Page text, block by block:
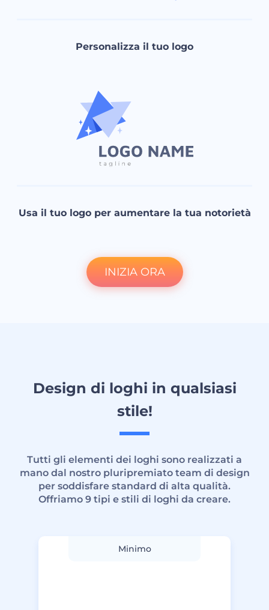
Personalizza il tuo logo
Usa il tuo logo per aumentare la tua notorietà
INIZIA ORA
Design di loghi in qualsiasi
stile!
Tutti gli elementi dei loghi sono realizzati a
mano dal nostro pluripremiato team di design
per soddisfare standard di alta qualità.
Offriamo 9 tipi e stili di loghi da creare.
Minimo